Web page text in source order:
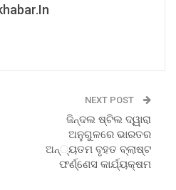
NEXT POST
ଜିନ୍ଦଲ ଷ୍ଟିଲ ଦ୍ୱାରା
ଅନୁଗୁଳରେ ଭାରତର
ଅନ୍‌୍ୟତମ ବୃହତ ବ୍ଲାଷ୍ଟ
ଫର୍ଣ୍ଣେସ କାର୍ଯ୍ୟକ୍ଷମ